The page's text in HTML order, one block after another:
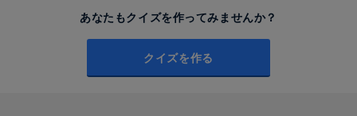
あなたもクイズを作ってみませんか？
クイズを作る